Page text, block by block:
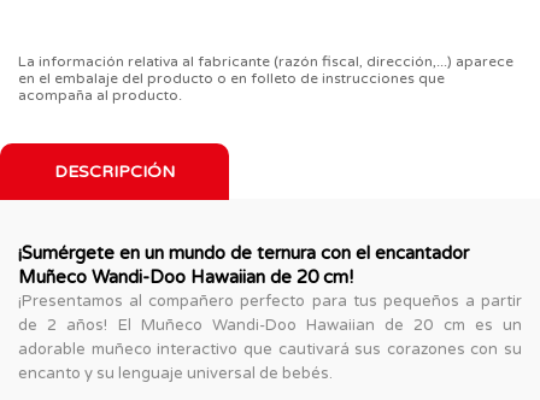
La información relativa al fabricante (razón fiscal, dirección,...) aparece
en el embalaje del producto o en folleto de instrucciones que
acompaña al producto.
DESCRIPCIÓN
¡Sumérgete en un mundo de ternura con el encantador
Muñeco Wandi-Doo Hawaiian de 20 cm!
¡Presentamos al compañero perfecto para tus pequeños a partir
de 2 años! El Muñeco Wandi-Doo Hawaiian de 20 cm es un
adorable muñeco interactivo que cautivará sus corazones con su
encanto y su lenguaje universal de bebés.